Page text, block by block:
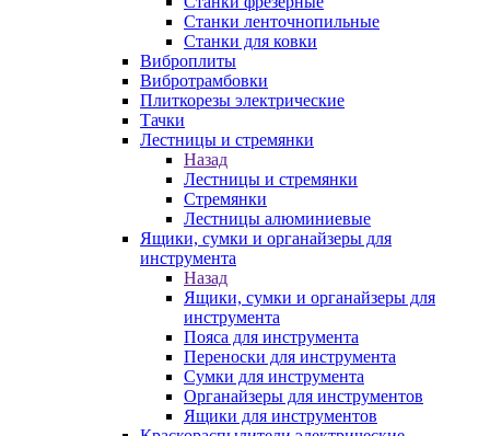
Станки ленточнопильные
Станки для ковки
Виброплиты
Вибротрамбовки
Плиткорезы электрические
Тачки
Лестницы и стремянки
Назад
Лестницы и стремянки
Стремянки
Лестницы алюминиевые
Ящики, сумки и органайзеры для
инструмента
Назад
Ящики, сумки и органайзеры для
инструмента
Пояса для инструмента
Переноски для инструмента
Сумки для инструмента
Органайзеры для инструментов
Ящики для инструментов